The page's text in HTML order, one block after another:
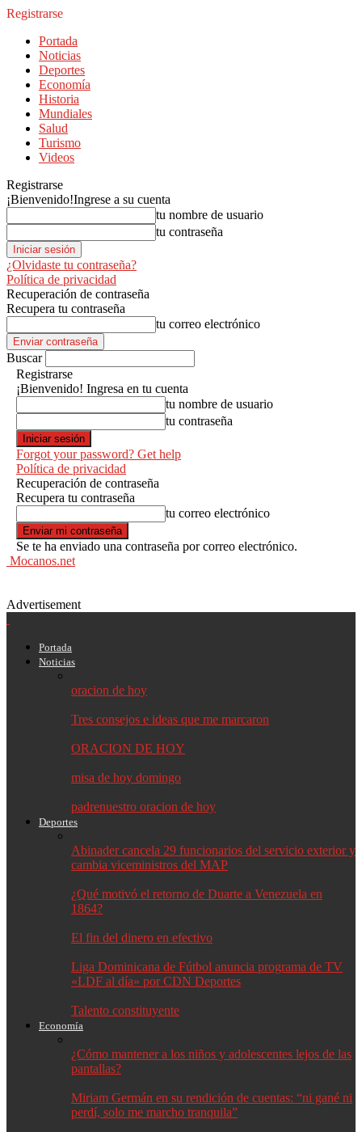
Registrarse
Portada
Noticias
Deportes
Economía
Historia
Mundiales
Salud
Turismo
Videos
Registrarse
¡Bienvenido!Ingrese a su cuenta
tu nombre de usuario
tu contraseña
¿Olvidaste tu contraseña?
Política de privacidad
Recuperación de contraseña
Recupera tu contraseña
tu correo electrónico
Buscar
Registrarse
¡Bienvenido! Ingresa en tu cuenta
tu nombre de usuario
tu contraseña
Forgot your password? Get help
Política de privacidad
Recuperación de contraseña
Recupera tu contraseña
tu correo electrónico
Se te ha enviado una contraseña por correo electrónico.
Mocanos.net
Advertisement
Portada
Noticias
oracion de hoy
Tres consejos e ideas que me marcaron
ORACION DE HOY
misa de hoy domingo
padrenuestro oracion de hoy
Deportes
Abinader cancela 29 funcionarios del servicio exterior y
cambia viceministros del MAP
¿Qué motivó el retorno de Duarte a Venezuela en
1864?
El fin del dinero en efectivo
Liga Dominicana de Fútbol anuncia programa de TV
«LDF al día» por CDN Deportes
Talento constituyente
Economía
¿Cómo mantener a los niños y adolescentes lejos de las
pantallas?
Miriam Germán en su rendición de cuentas: “ni gané ni
perdí, solo me marcho tranquila”